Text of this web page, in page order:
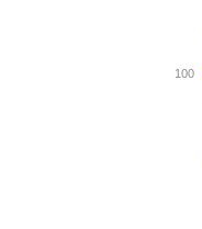
100